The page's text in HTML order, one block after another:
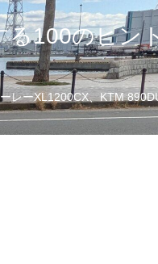
る100のヒン
レーXL1200CX、KTM